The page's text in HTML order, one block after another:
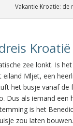
Vakantie Kroatie: de
zee lonkt. Is
eiland Mljet, een
het busje vanaf
Dus als iemand een
is het
zou laten